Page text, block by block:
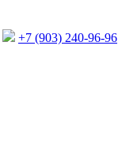
+7 (903) 240-96-96